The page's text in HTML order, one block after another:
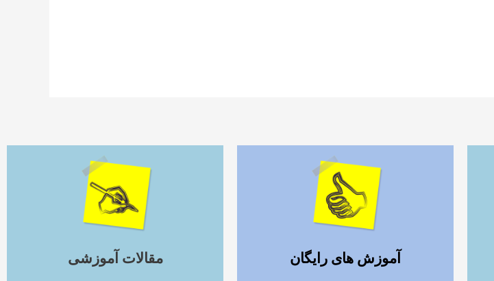
آموزش های رایگان مقالات آموزشی